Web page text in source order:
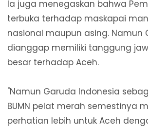
Ia juga menegaskan bahwa
terbuka terhadap maskapai
nasional maupun asing. Namun
dianggap memiliki tanggung
besar terhadap Aceh.
"Namun Garuda Indonesia
BUMN pelat merah semestinya
perhatian lebih untuk Aceh